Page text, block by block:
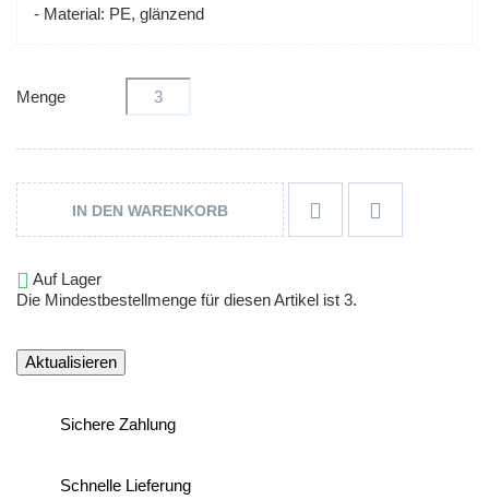
- Material: PE, glänzend
Menge
IN DEN WARENKORB  
 Auf Lager
Die Mindestbestellmenge für diesen Artikel ist 3.
Sichere Zahlung
Schnelle Lieferung